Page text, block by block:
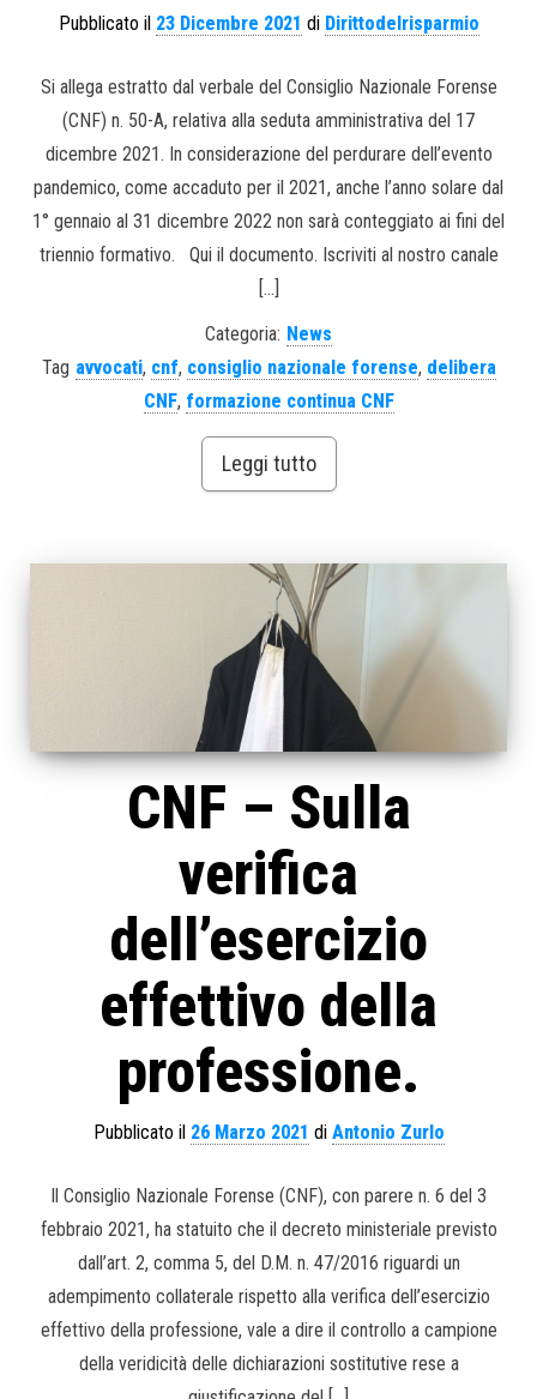
Pubblicato il 23 Dicembre 2021 di Dirittodelrisparmio
Si allega estratto dal verbale del Consiglio Nazionale Forense
(CNF) n. 50-A, relativa alla seduta amministrativa del 17
dicembre 2021. In considerazione del perdurare dell’evento
pandemico, come accaduto per il 2021, anche l’anno solare dal
1° gennaio al 31 dicembre 2022 non sarà conteggiato ai fini del
triennio formativo. Qui il documento. Iscriviti al nostro canale
[…]
Categoria: News
Tag avvocati, cnf, consiglio nazionale forense, delibera
CNF, formazione continua CNF
Leggi tutto
CNF – Sulla
verifica
dell’esercizio
effettivo della
professione.
Pubblicato il 26 Marzo 2021 di Antonio Zurlo
Il Consiglio Nazionale Forense (CNF), con parere n. 6 del 3
febbraio 2021, ha statuito che il decreto ministeriale previsto
dall’art. 2, comma 5, del D.M. n. 47/2016 riguardi un
adempimento collaterale rispetto alla verifica dell’esercizio
effettivo della professione, vale a dire il controllo a campione
della veridicità delle dichiarazioni sostitutive rese a